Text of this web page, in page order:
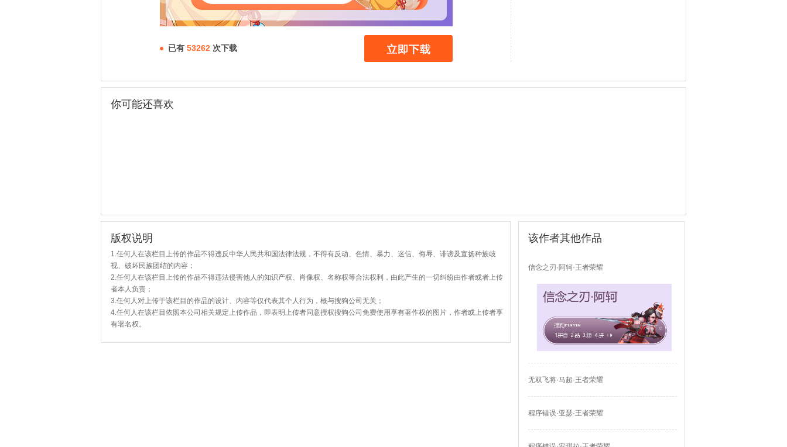
已有 53262 次下载
你可能还喜欢
版权说明
1.任何人在该栏目上传的作品不得违反中华人民共和国法律法规，不得有反动、色情、暴力、迷信、侮辱、诽谤及宣扬种族歧
视、破坏民族团结的内容；
2.任何人在该栏目上传的作品不得违法侵害他人的知识产权、肖像权、名称权等合法权利，由此产生的一切纠纷由作者或者上传
者本人负责；
3.任何人对上传于该栏目的作品的设计、内容等仅代表其个人行为，概与搜狗公司无关；
4.任何人在该栏目依照本公司相关规定上传作品，即表明上传者同意授权搜狗公司免费使用享有著作权的图片，作者或上传者享
有署名权。
该作者其他作品
信念之刃·阿轲·王者荣耀
无双飞将·马超·王者荣耀
程序错误·亚瑟·王者荣耀